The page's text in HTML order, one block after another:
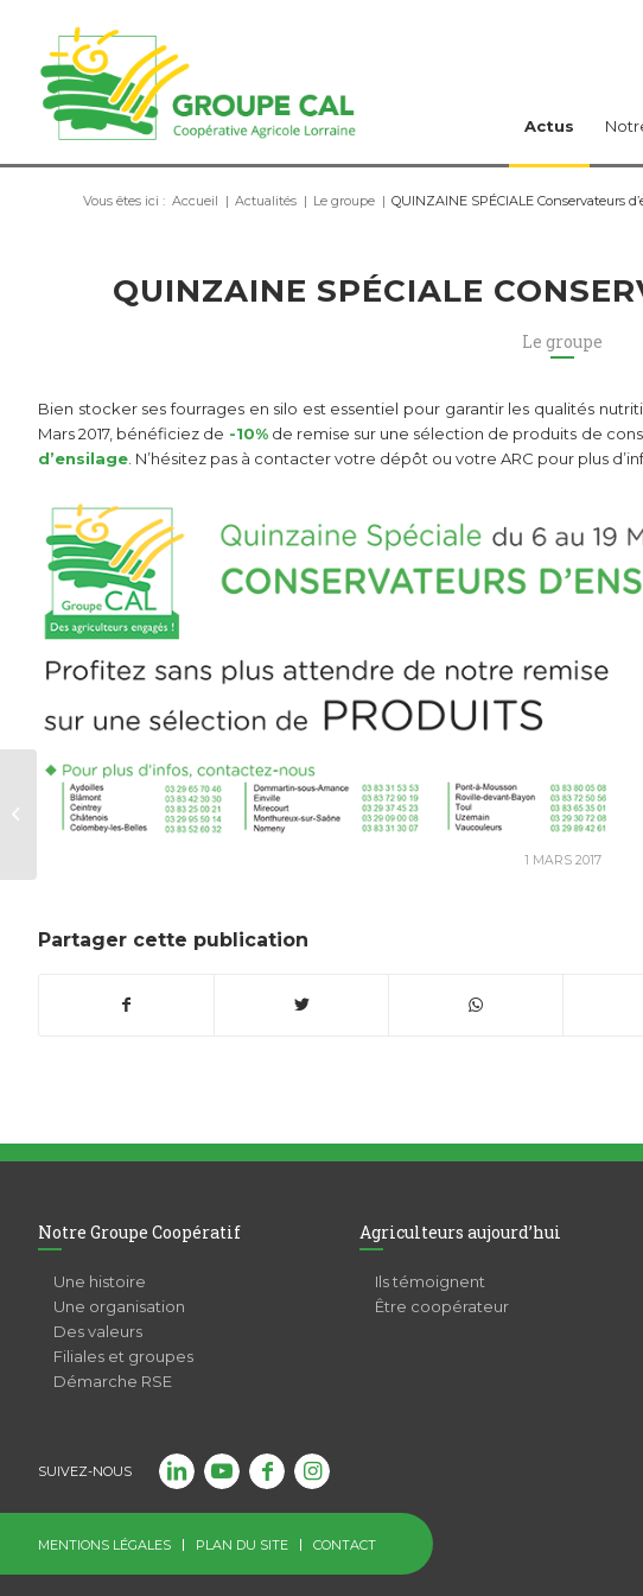
Actus
Vous êtes ici : Accueil | Actualités | Le groupe | QUINZAINE SPÉCIALE Conservateurs
QUINZAINE SPÉCIALE
Le groupe
Bien stocker ses fourrages en silo est essentiel pour garantir les qualités
Mars 2017, bénéficiez de -10%de remise sur une sélection de produits de
d’ensilage . N’hésitez pas à contacter votre dépôt ou votre ARC pour plus
1 MARS 2017
Partager cette publication
Notre Groupe Coopératif
Une histoire
Une organisation
Des valeurs
Filiales et groupes
Démarche RSE
Agriculteurs aujourd’hui
Ils témoignent
Être coopérateur
SUIVEZ-NOUS
MENTIONS LÉGALES PLAN DU SITE CONTACT
Invitation à la Rencontre
Technique Ensilage du maïs